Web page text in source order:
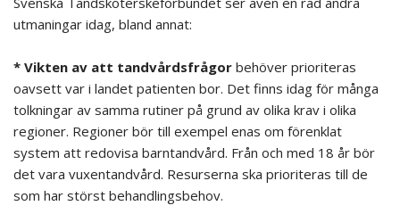
utmaningar idag, bland annat:
* Vikten av att tandvårdsfrågor behöver prioriteras
oavsett var i landet patienten bor. Det finns idag för många
tolkningar av samma rutiner på grund av olika krav i olika
regioner. Regioner bör till exempel enas om förenklat
system att redovisa barntandvård. Från och med 18 år bör
det vara vuxentandvård. Resurserna ska prioriteras till de
som har störst behandlingsbehov.